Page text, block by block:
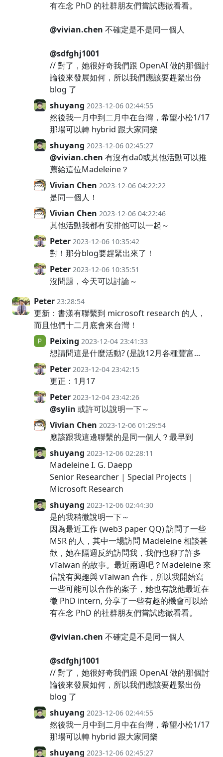
有在念 PhD 的社群朋友們嘗試應徵看看。
@vivian.chen 不確定是不是同一個人
@sdfghj1001
// 對了，她很好奇我們跟 OpenAI 做的那個討
論後來發展如何，所以我們應該要趕緊出份
blog 了
shuyang 2023-12-06 02:44:55
然後我一月中到二月中在台灣，希望小松1/17
那場可以轉 hybrid 跟大家同樂
shuyang 2023-12-06 02:45:27
@vivian.chen 有沒有da0或其他活動可以推
薦給這位Madeleine？
Vivian Chen 2023-12-06 04:22:22
是同一個人！
Vivian Chen 2023-12-06 04:22:46
其他活動我都有安排他可以一起～
Peter 2023-12-06 10:35:42
對！那分blog要趕緊出來了！
Peter 2023-12-06 10:35:51
沒問題，今天可以討論～
Peter 23:28:54
更新：書漾有聯繫到 microsoft research 的人，
而且他們十二月底會來台灣！
Peixing 2023-12-04 23:41:33
想請問這是什麼活動? (是說12月各種豐富...
Peter 2023-12-04 23:42:15
更正：1月17
Peter 2023-12-04 23:42:26
@sylin 或許可以說明一下～
Vivian Chen 2023-12-06 01:29:54
應該跟我這邊聯繫的是同一個人？最早到
shuyang 2023-12-06 02:28:11
Madeleine I. G. Daepp
Senior Researcher | Special Projects |
Microsoft Research
shuyang 2023-12-06 02:44:30
是的我稍微說明一下～
因為最近工作 (web3 paper QQ) 訪問了一些
MSR 的人，其中一場訪問 Madeleine 相談甚
歡，她在隔週反約訪問我，我們也聊了許多
vTaiwan 的故事。最近兩週吧？Madeleine 來
信說有興趣與 vTaiwan 合作，所以我開始寫
一些可能可以合作的案子，她也有說他最近在
徵 PhD intern, 分享了一些有趣的機會可以給
有在念 PhD 的社群朋友們嘗試應徵看看。
@vivian.chen 不確定是不是同一個人
@sdfghj1001
// 對了，她很好奇我們跟 OpenAI 做的那個討
論後來發展如何，所以我們應該要趕緊出份
blog 了
shuyang 2023-12-06 02:44:55
然後我一月中到二月中在台灣，希望小松1/17
那場可以轉 hybrid 跟大家同樂
shuyang 2023-12-06 02:45:27